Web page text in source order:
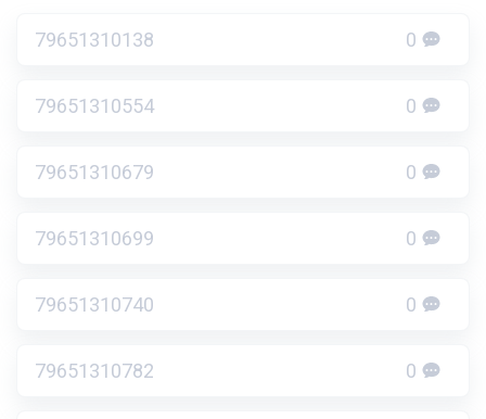
79651310138 0
79651310554 0
79651310679 0
79651310699 0
79651310740 0
79651310782 0